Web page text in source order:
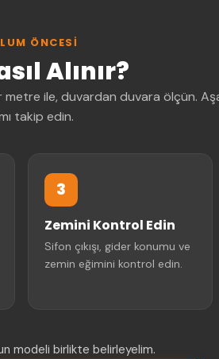
ÖNCESI
Alınır?
ile, duvardan duvara ölçün.
takip edin.
3
Zemini Kontrol Edin
Sifon çıkışı, gider konumu ve
zemin eğimini kontrol edin.
modeli birlikte belirleyelim.